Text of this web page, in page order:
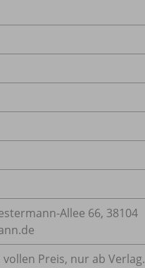
Allee 66, 38104
Preis, nur ab Verlag.